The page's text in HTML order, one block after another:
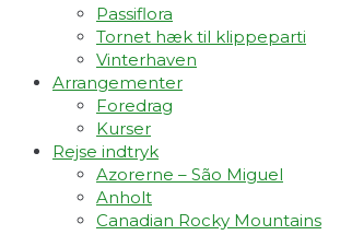
Passiflora
Tornet hæk til klippeparti
Vinterhaven
Arrangementer
Foredrag
Kurser
Rejse indtryk
Azorerne – São Miguel
Anholt
Canadian Rocky Mountains